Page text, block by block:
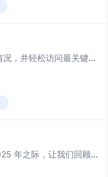
OP 中文周刊将分享 Optimism 中发生的情况，并轻松访问最关键的信息，以便轻松了解最新情况并做出明智的决策。 在每周回顾中，我们将回顾： Optimism 生态系统新闻 治理决策和提案更新、Grants 新闻 有影...
以太坊生态系统永远充满活力。在迎接 2025 年之际，让我们回顾 Optimism 及其生态在过去一年取得的重要进展。从 OP Stack 的多次升级，到建立的众多合作伙伴关系，再到数百万的 OP 代币奖励，超级链的每一项成长都令人振奋。2...